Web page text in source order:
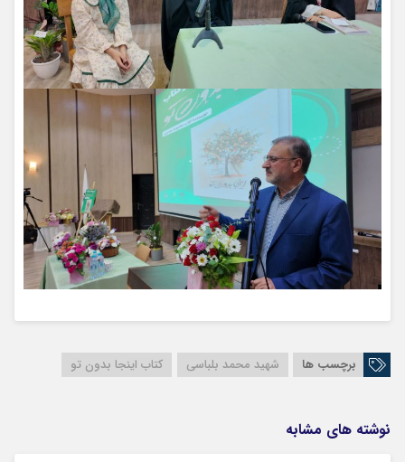
برچسب ها شهید محمد بلباسی کتاب اینجا بدون تو
نوشته های مشابه